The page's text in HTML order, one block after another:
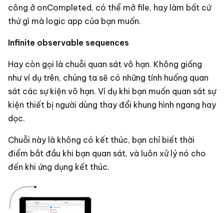
công ở onCompleted, có thể mở file, hay làm bất cứ
thứ gì mà logic app của bạn muốn.
Infinite observable sequences
Hay còn gọi là chuỗi quan sát vô hạn. Không giống
như ví dụ trên, chúng ta sẽ có những tính huống quan
sát các sự kiện vô hạn. Ví dụ khi bạn muốn quan sát sự
kiện thiết bị người dùng thay đổi khung hình ngang hay
dọc.
Chuỗi này là không có kết thúc, bạn chỉ biết thời
điểm bắt đầu khi bạn quan sát, và luôn xử lý nó cho
đến khi ứng dụng kết thúc.